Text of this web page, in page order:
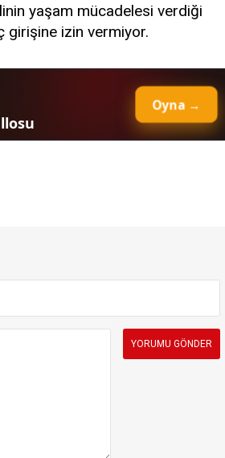
yaşam mücadelesi verdiği
girişine izin vermiyor.